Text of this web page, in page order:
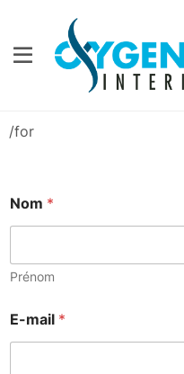
/for
Nom *
Prénom
e
s
E-mail *